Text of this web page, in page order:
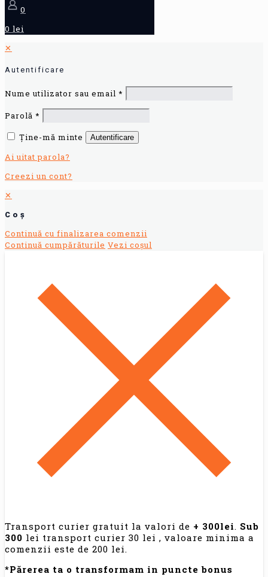
0
0 lei
✕
Autentificare
Nume utilizator sau email *
Parolă *
Ține-mă minte
Autentificare
Ai uitat parola?
Creezi un cont?
✕
Coș
Continuă cu finalizarea comenzii
Continuă cumpărăturile Vezi coșul
Transport curier gratuit la valori de + 300lei. Sub
300 lei transport curier 30 lei , valoare minima a
comenzii este de 200 lei.
*Părerea ta o transformam in puncte bonus